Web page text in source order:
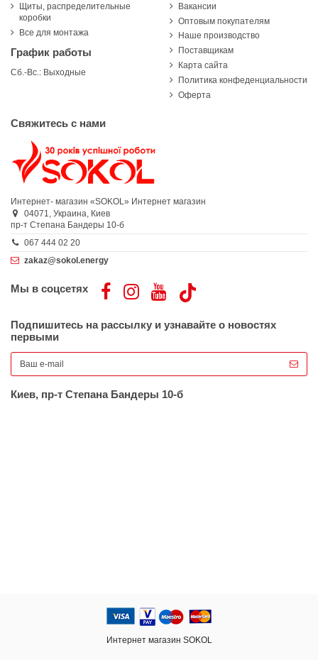
Щиты, распределительные
коробки
Все для монтажа
График работы
Сб.-Вс.: Выходные
Вакансии
Оптовым покупателям
Наше производство
Поставщикам
Карта сайта
Политика конфеденциальности
Оферта
Свяжитесь с нами
Интернет- магазин «SOKOL» Интернет магазин
04071, Украина, Киев
пр-т Степана Бандеры 10-б
067 444 02 20
zakaz@sokol.energy
Мы в соцсетях
Подпишитесь на рассылку и узнавайте о новостях
первыми
Киев, пр-т Степана Бандеры 10-б
Интернет магазин SOKOL